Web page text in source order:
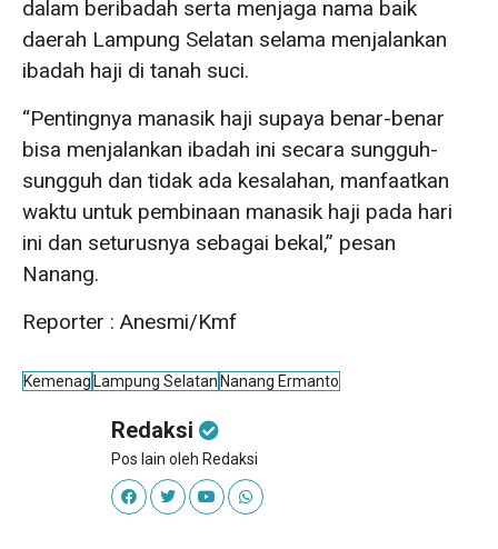
dalam beribadah serta menjaga nama baik
daerah Lampung Selatan selama menjalankan
ibadah haji di tanah suci.
“Pentingnya manasik haji supaya benar-benar
bisa menjalankan ibadah ini secara sungguh-
sungguh dan tidak ada kesalahan, manfaatkan
waktu untuk pembinaan manasik haji pada hari
ini dan seturusnya sebagai bekal,” pesan
Nanang.
Reporter : Anesmi/Kmf
KemenagLampung SelatanNanang Ermanto
Redaksi
Pos lain oleh Redaksi